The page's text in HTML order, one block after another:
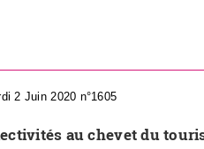
2 Juin 2020 n°1605
au chevet du